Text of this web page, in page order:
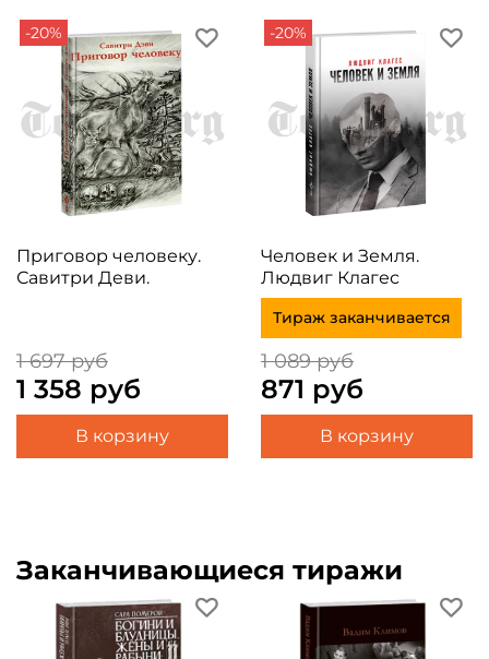
-20%
Приговор человеку.
Савитри Деви.
1 697 руб
1 358 руб
В корзину
-20%
Человек и Земля.
Людвиг Клагес
Тираж заканчивается
1 089 руб
871 руб
В корзину
Заканчивающиеся тиражи